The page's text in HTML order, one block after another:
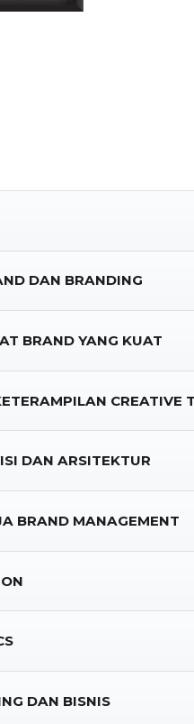
DAN BRANDING
BRAND YANG KUAT
CREATIVE
DAN ARSITEKTUR
BRAND MANAGEMENT
DAN BISNIS